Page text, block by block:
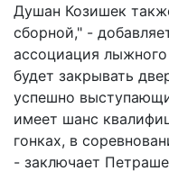
Душан Козишек
сборной," -
ассоциация
будет закрывать
успешно
имеет шанс
гонках, в
- заключает